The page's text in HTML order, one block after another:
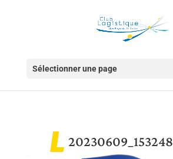
Sélectionner une page
20230609_153248